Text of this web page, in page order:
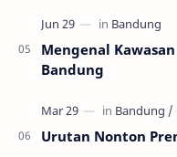
Mengenal
Bandung
Urutan Nonton